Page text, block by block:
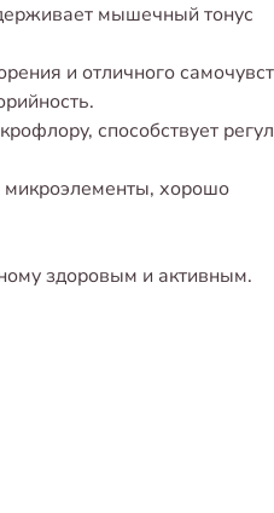
мышечный тонус
и отличного
способствует
хорошо
здоровым и активным.